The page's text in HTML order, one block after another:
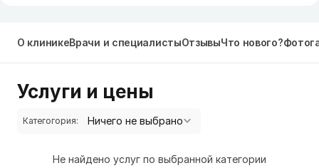
О клиникеВрачи и специалистыОтзывыЧто нового?
Услуги и цены
Категогория:
Не найдено услуг по выбранной категории